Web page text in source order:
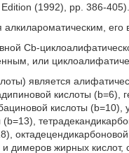
(1992), pp. 386-405).
Cb-
или
является
кислоты (b=6),
кислоты
димеров жирных